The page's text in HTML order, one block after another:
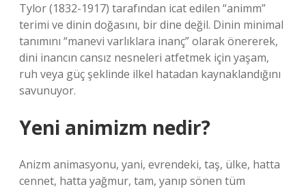
Tylor (1832-1917) tarafından icat edilen “animm”
terimi ve dinin doğasını, bir dine değil. Dinin minimal
tanımını “manevi varlıklara inanç” olarak önererek,
dini inancın cansız nesneleri atfetmek için yaşam,
ruh veya güç şeklinde ilkel hatadan kaynaklandığını
savunuyor.
Yeni animizm nedir?
Anizm animasyonu, yani, evrendeki, taş, ülke, hatta
cennet, hatta yağmur, tam, yanıp sönen tüm